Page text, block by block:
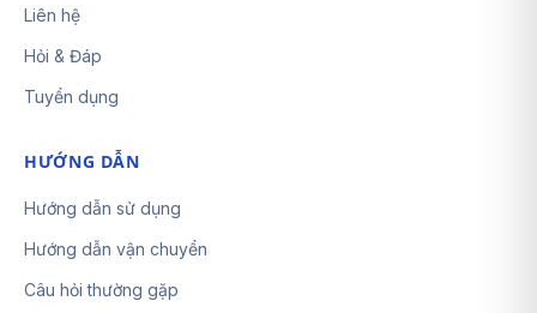
Liên hệ
Hỏi & Đáp
Tuyển dụng
HƯỚNG DẪN
Hướng dẫn sử dụng
Hướng dẫn vận chuyển
Câu hỏi thường gặp